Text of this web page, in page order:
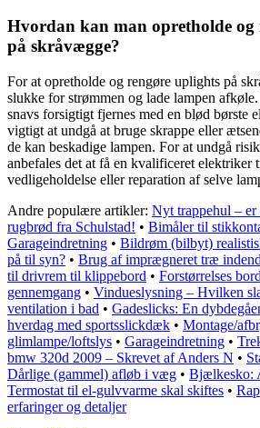
Hvordan kan man opretholde og
på skråvægge?
For at opretholde og rengøre uplights på
slukke for strømmen og lade lampen
snavs forsigtigt fjernes med en blød børste
vigtigt at undgå at bruge skrappe eller
de kan beskadige lampen. For at undgå
anbefales det at få en kvalificeret elektriker
vedligeholdelse eller reparation af selve
Andre populære artikler: Nyt trappehul – er
rugbrød fra Schulstad! • Bimåler til
Garageindretning • Bildrøm (bilbyt)
på til syn? • Brug af imprægneret træ
til drivrem til klippebord • Forstørrelses
gennemgang • Vindueslysning – Hvilken
ventilation i bad • Gadeslicks: En
hverdag med sportsslickdæk • Montage/
glimlampe/loftslys • Garageindretning •
bmw 320d 2009 – Skrevet af Anders N •
Dårlige (gammel) afløb i væg • Bjælkesko:
Termostat til el-gulvvarme skal skiftes •
erfaringer og detaljer